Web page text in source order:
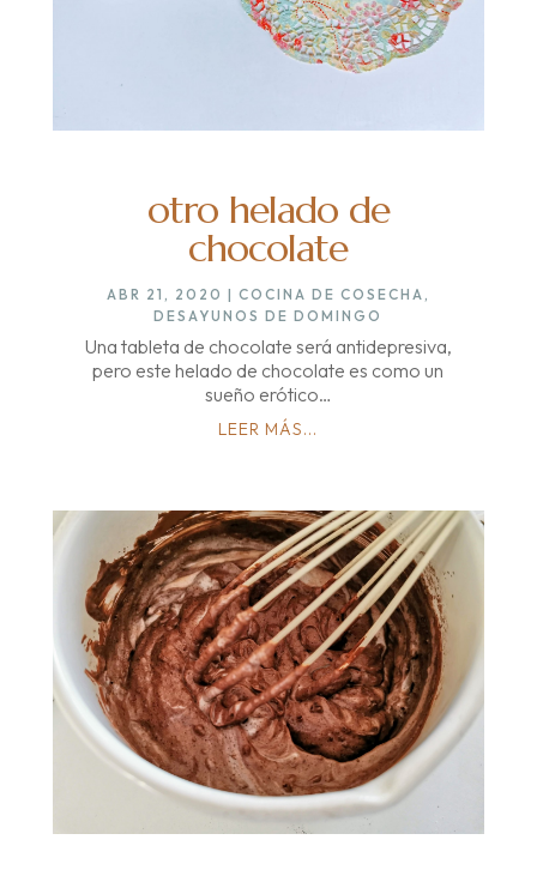
otro helado de
chocolate
ABR 21, 2020 | COCINA DE COSECHA
DESAYUNOS DE DOMINGO
Una tableta de chocolate será antidepresiva,
pero este helado de chocolate es como un
sueño erótico…
LEER MÁS...